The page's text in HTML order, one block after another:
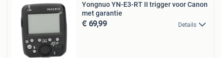
Yongnuo YN-E3-RT II trigger voor Canon
met garantie
€ 69,99 Details